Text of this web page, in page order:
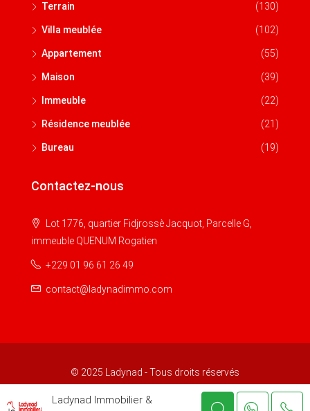
Terrain (130)
Villa meublée (102)
Appartement (55)
Maison (39)
Immeuble (22)
Résidence meublée (21)
Bureau (19)
Contactez-nous
Lot 1776, quartier Fidjrossè Jacquot, Parcelle G,
immeuble QUENUM Rogatien
+229 01 96 61 26 49
contact@ladynadimmo.com
© 2025 Ladynad - Tous droits réservés
Ladynad Immobilier &